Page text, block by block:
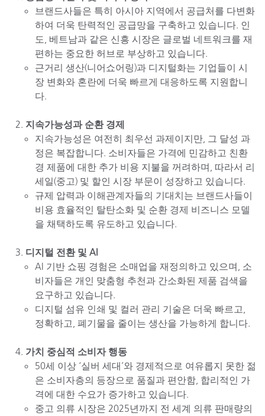
브랜드사들은 특히 아시아 지역에서 공급처를 다변화
하여 더욱 탄력적인 공급망을 구축하고 있습니다. 인
도, 베트남과 같은 신흥 시장은 글로벌 네트워크를 재
편하는 중요한 허브로 부상하고 있습니다.
근거리 생산(니어쇼어링)과 디지털화는 기업들이 시
장 변화와 혼란에 더욱 빠르게 대응하도록 지원합니
다.
지속가능성과 순환 경제
지속가능성은 여전히 최우선 과제이지만, 그 달성 과
정은 복잡합니다. 소비자들은 가격에 민감하고 친환
경 제품에 대한 추가 비용 지불을 꺼려하며, 따라서 리
세일(중고) 및 할인 시장 부문이 성장하고 있습니다.
규제 압력과 이해관계자들의 기대치는 브랜드사들이
비용 효율적인 탈탄소화 및 순환 경제 비즈니스 모델
을 채택하도록 유도하고 있습니다.
디지털 전환 및 AI
AI 기반 쇼핑 경험은 소매업을 재정의하고 있으며, 소
비자들은 개인 맞춤형 추천과 간소화된 제품 검색을
요구하고 있습니다.
디지털 섬유 인쇄 및 컬러 관리 기술은 더욱 빠르고,
정확하고, 폐기물을 줄이는 생산을 가능하게 합니다.
가치 중심적 소비자 행동
50세 이상 ‘실버 세대’와 경제적으로 여유롭지 못한 젊
은 소비자층의 등장으로 품질과 편안함, 합리적인 가
격에 대한 수요가 증가하고 있습니다.
중고 의류 시장은 2025년까지 전 세계 의류 판매량의